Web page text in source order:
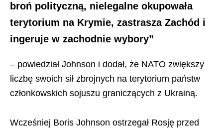
broń polityczną, nielegalne okupowała
terytorium na Krymie, zastrasza Zachód i
ingeruje w zachodnie wybory”
– powiedział Johnson i dodał, że NATO zwiększy
liczbę swoich sił zbrojnych na terytorium państw
członkowskich sojuszu graniczących z Ukrainą.
Wcześniej Boris Johnson ostrzegał Rosję przed